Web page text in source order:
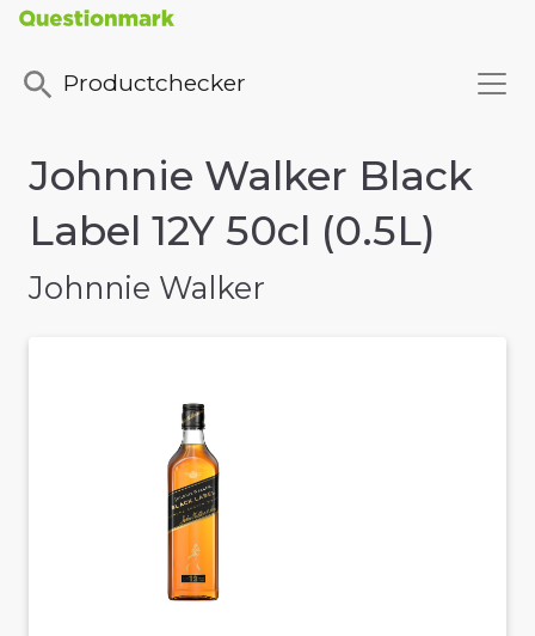
Productchecker
Johnnie Walker Black
Label 12Y 50cl (0.5L)
Johnnie Walker